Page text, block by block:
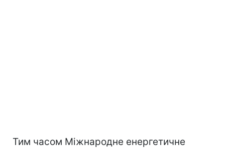
Тим часом Міжнародне енергетичне